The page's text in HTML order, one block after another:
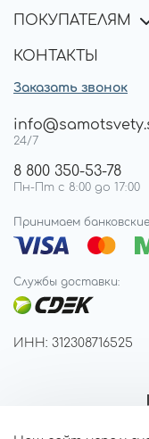
ПОКУПАТЕЛЯМ
КОНТАКТЫ
Заказать звонок
24/7
8 800 350-53-78
Пн-Пт с 8:00 до 17:00
Принимаем
Службы доставки:
ИНН: 312308716525